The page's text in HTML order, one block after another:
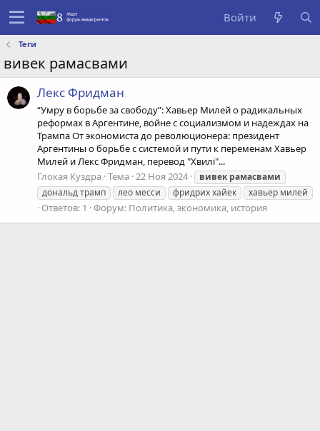
Войти
Теги
вивек рамасвами
Лекс Фридман
“Умру в борьбе за свободу”: Хавьер Милей о радикальных
реформах в Аргентине, войне с социализмом и надеждах на
Трампа От экономиста до революционера: президент
Аргентины о борьбе с системой и пути к переменам Хавьер
Милей и Лекс Фридман, перевод "Хвилі"...
Глокая Куздра Тема 22 Ноя 2024 вивек рамасвами
дональд трамп
лео месси фридрих хайек хавьер милей
Ответов: 1 Форум: Политика, экономика, история